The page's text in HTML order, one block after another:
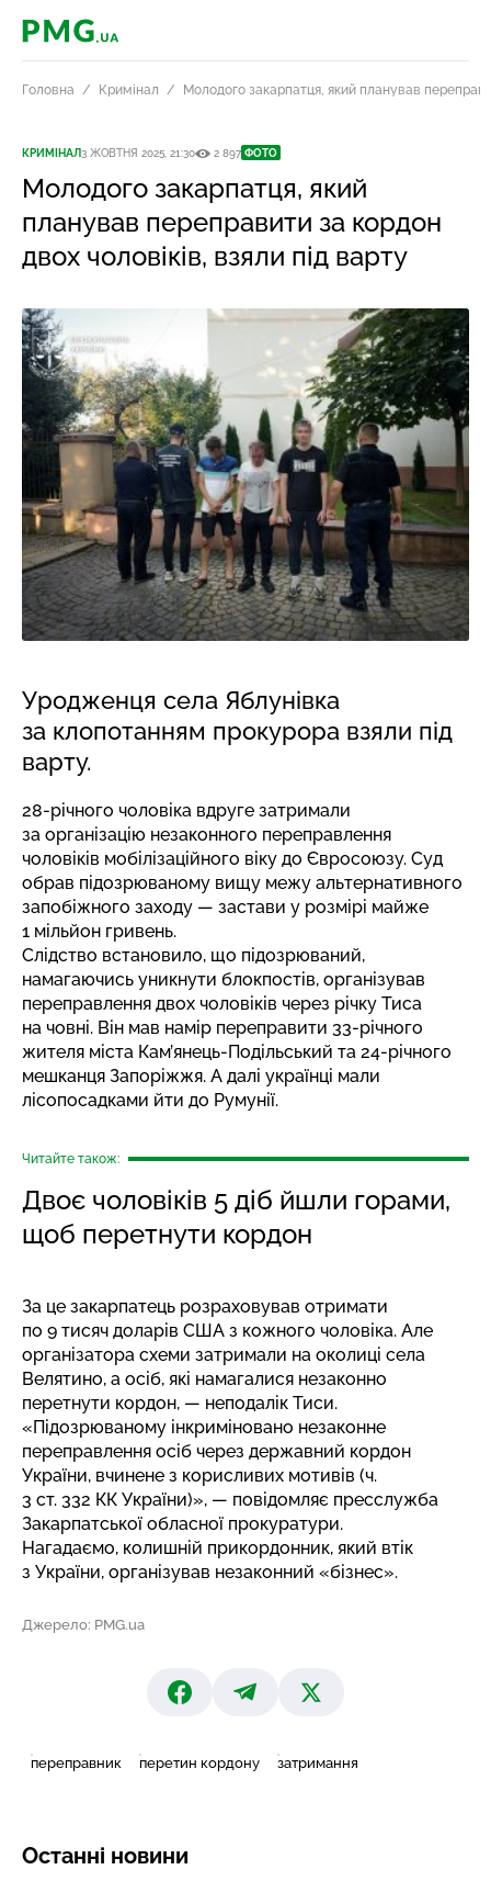
PMG.ua
Головна Кримінал Молодого закарпатця, який планував
КРИМІНАЛ3 ЖОВТНЯ 2025, 21:30 2 897 ФОТО
Молодого закарпатця, який
планував переправити за кордон
двох чоловіків, взяли під варту
Уродженця села Яблунівка
за клопотанням прокурора взяли під
варту.
28-річного чоловіка вдруге затримали
за організацію незаконного переправлення
чоловіків мобілізаційного віку до Євросоюзу. Суд
обрав підозрюваному вищу межу альтернативного
запобіжного заходу — застави у розмірі майже
1 мільйон гривень.
Слідство встановило, що підозрюваний,
намагаючись уникнути блокпостів, організував
переправлення двох чоловіків через річку Тиса
на човні. Він мав намір переправити 33-річного
жителя міста Кам’янець-Подільський та 24-річного
мешканця Запоріжжя. А далі українці мали
лісопосадками йти до Румунії.
Читайте також:
Двоє чоловіків 5 діб йшли горами,
щоб перетнути кордон
За це закарпатець розраховував отримати
по 9 тисяч доларів США з кожного чоловіка. Але
організатора схеми затримали на околиці села
Велятино, а осіб, які намагалися незаконно
перетнути кордон, — неподалік Тиси.
«Підозрюваному інкриміновано незаконне
переправлення осіб через державний кордон
України, вчинене з корисливих мотивів (ч.
3 ст. 332 КК України)», — повідомляє пресслужба
Закарпатської обласної прокуратури.
Нагадаємо, колишній прикордонник, який втік
з України, організував незаконний «бізнес».
Джерело: PMG.ua
переправник перетин кордону затримання
Останні новини